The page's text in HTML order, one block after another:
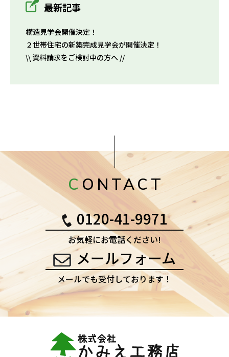
最新記事
構造見学会開催決定！
２世帯住宅の新築完成見学会が開催決定！
\\ 資料請求をご検討中の方へ //
CONTACT
0120-41-9971
お気軽にお電話ください!
メールフォーム
メールでも受付しております！